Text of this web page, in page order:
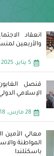
انعقاد
والأربعين
5 يناير، 2025
قنصل
الإسلامي
28 مارس، 2018
معالي الأمين
المواطنة
باسكتلندا